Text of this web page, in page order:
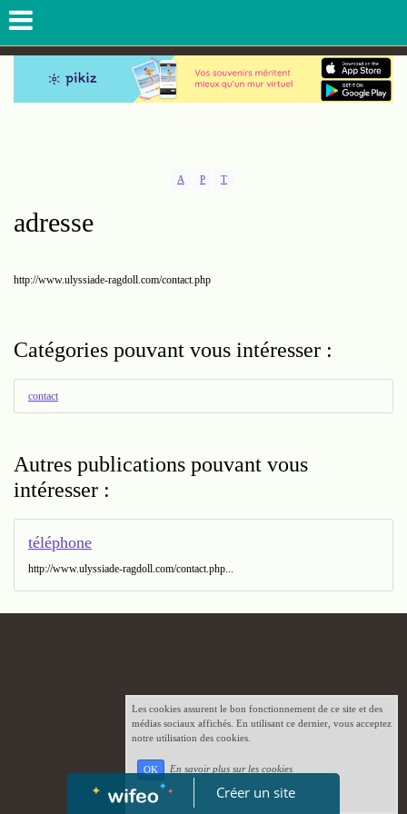
A P T
adresse
http://www.ulyssiade-ragdoll.com/contact.php
Catégories pouvant vous intéresser :
contact
Autres publications pouvant vous
intéresser :
téléphone
http://www.ulyssiade-ragdoll.com/contact.php...
Créer un site
Les cookies assurent le bon fonctionnement de ce site et des
médias sociaux affichés. En utilisant ce dernier, vous acceptez
notre utilisation des cookies.
OK En savoir plus sur les cookies